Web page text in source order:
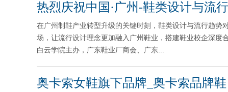
热烈庆祝中国·广州-鞋类设计与流
在广州制鞋产业转型升级的关键时刻，鞋类设计与流行趋
场，让流行设计理念更加融入广州鞋业，搭建鞋业校企深
白云学院主办，广东鞋业厂商会、广东...
奥卡索女鞋旗下品牌_奥卡索品牌鞋